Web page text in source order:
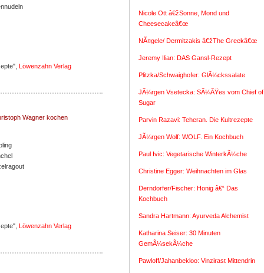
Löwenzahn Verlag
Wagner kochen
Löwenzahn Verlag
Nicole Ott â€žSonne, Mond und
Cheesecakeâ€œ
NÃ¤gele/ Dermitzakis â€žThe Greekâ€œ
Jeremy Ilian: DAS Gansl-Rezept
Plitzka/Schwaighofer: GlÃ¼ckssalate
JÃ¼rgen Vsetecka: SÃ¼ÃŸes vom Chief of
Sugar
Parvin Razavi: Teheran. Die Kultrezepte
JÃ¼rgen Wolf: WOLF. Ein Kochbuch
Paul Ivic: Vegetarische WinterkÃ¼che
Christine Egger: Weihnachten im Glas
Derndorfer/Fischer: Honig â€“ Das
Kochbuch
Sandra Hartmann: Ayurveda Alchemist
Katharina Seiser: 30 Minuten
GemÃ¼sekÃ¼che
Pawloff/Jahanbekloo: Vinzirast Mittendrin